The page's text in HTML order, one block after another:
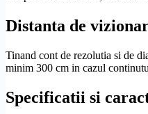
Distanta de
Tinand cont de rezolutia si de
minim 300 cm in cazul
Specificatii si